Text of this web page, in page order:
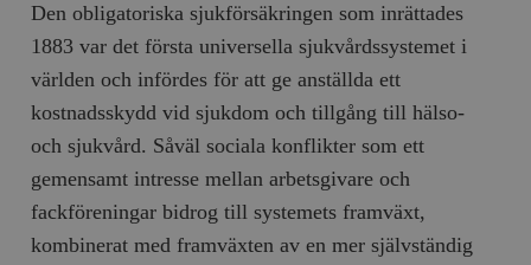
Den obligatoriska sjukförsäkringen som inrättades
1883 var det första universella sjukvårdssystemet i
världen och infördes för att ge anställda ett
kostnadsskydd vid sjukdom och tillgång till hälso-
och sjukvård. Såväl sociala konflikter som ett
gemensamt intresse mellan arbetsgivare och
fackföreningar bidrog till systemets framväxt,
kombinerat med framväxten av en mer självständig